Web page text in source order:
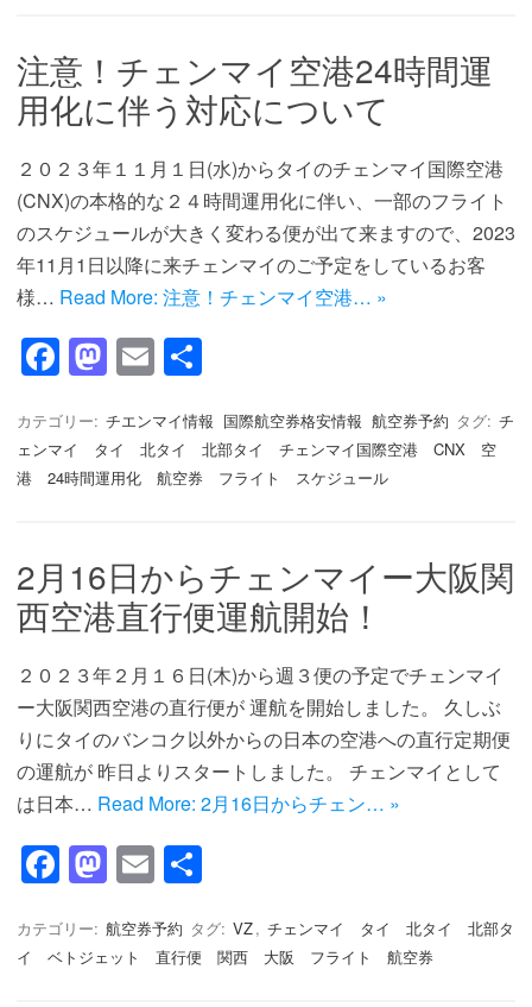
o
k
n
注意！チェンマイ空港24時間運
用化に伴う対応について
２０２３年１１月１日(水)からタイのチェンマイ国際空港
(CNX)の本格的な２４時間運用化に伴い、一部のフライト
のスケジュールが大きく変わる便が出て来ますので、2023
年11月1日以降に来チェンマイのご予定をしているお客
様… Read More: 注意！チェンマイ空港… »
F
c
e
o
k
M
st
o
n
E
ail
カテゴリー: チエンマイ情報 国際航空券格安情報 航空券予約 タグ: チ
ェンマイ タイ 北タイ 北部タイ チェンマイ国際空港 CNX 空
港 24時間運用化 航空券 フライト スケジュール
2月16日からチェンマイー大阪関
西空港直行便運航開始！
２０２３年２月１６日(木)から週３便の予定でチェンマイ
ー大阪関西空港の直行便が 運航を開始しました。 久しぶ
りにタイのバンコク以外からの日本の空港への直行定期便
の運航が 昨日よりスタートしました。 チェンマイとして
は日本… Read More: 2月16日からチェン… »
F
a
c
e
M
a
st
o
E
m
ail
カテゴリー: 航空券予約 タグ: VZ, チェンマイ タイ 北タイ 北部タ
イ ベトジェット 直行便 関西 大阪 フライト 航空券